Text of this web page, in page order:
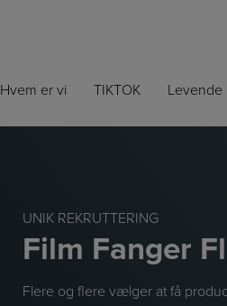
Hvem er vi TIKTOK Levende
UNIK REKRUTTERING
Film Fanger
Flere og flere vælger at få